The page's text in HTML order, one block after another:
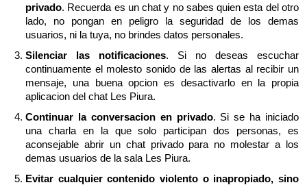
privado. Recuerda es un chat y no sabes quien esta del otro
lado, no pongan en peligro la seguridad de los demas
usuarios, ni la tuya, no brindes datos personales.
Silenciar las notificaciones. Si no deseas escuchar
continuamente el molesto sonido de las alertas al recibir un
mensaje, una buena opcion es desactivarlo en la propia
aplicacion del chat Les Piura.
Continuar la conversacion en privado. Si se ha iniciado
una charla en la que solo participan dos personas, es
aconsejable abrir un chat privado para no molestar a los
demas usuarios de la sala Les Piura.
Evitar cualquier contenido violento o inapropiado, sino